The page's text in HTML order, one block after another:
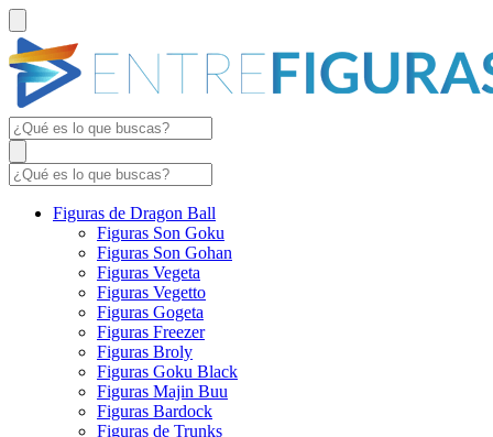
Figuras de Dragon Ball
Figuras Son Goku
Figuras Son Gohan
Figuras Vegeta
Figuras Vegetto
Figuras Gogeta
Figuras Freezer
Figuras Broly
Figuras Goku Black
Figuras Majin Buu
Figuras Bardock
Figuras de Trunks